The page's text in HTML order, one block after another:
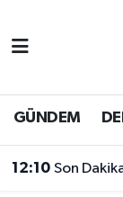
GÜNDEM
12:10 Son Dakika:
BİLİM
DERGİ
Süper Lig